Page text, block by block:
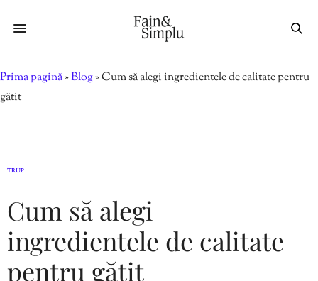
Prima pagină»Blog»Cum să alegi ingredientele de calitate pentru
gătit
TRUP
Cum să alegi
ingredientele de calitate
pentru gătit